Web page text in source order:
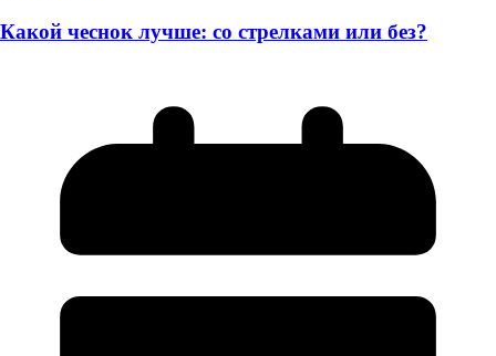
Какой чеснок лучше: со стрелками или без?